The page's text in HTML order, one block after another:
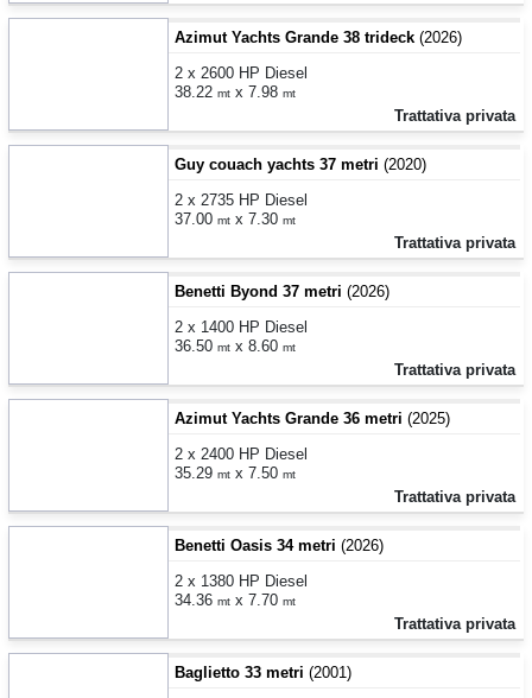
Azimut Yachts Grande 38 trideck (2026)
2 x 2600 HP Diesel
38.22 mt x 7.98 mt
Trattativa privata
Guy couach yachts 37 metri (2020)
2 x 2735 HP Diesel
37.00 mt x 7.30 mt
Trattativa privata
Benetti Byond 37 metri (2026)
2 x 1400 HP Diesel
36.50 mt x 8.60 mt
Trattativa privata
Azimut Yachts Grande 36 metri (2025)
2 x 2400 HP Diesel
35.29 mt x 7.50 mt
Trattativa privata
Benetti Oasis 34 metri (2026)
2 x 1380 HP Diesel
34.36 mt x 7.70 mt
Trattativa privata
Baglietto 33 metri (2001)